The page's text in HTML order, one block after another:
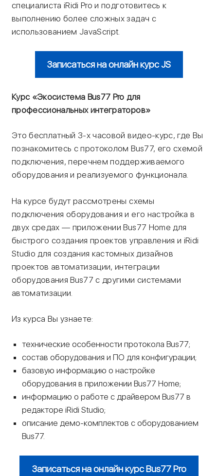
специалиста iRidi Pro и подготовитесь к
выполнению более сложных задач с
использованием JavaScript.
Записаться на онлайн курс JS
Курс «Экосистема Bus77 Pro для
профессиональных интеграторов»
Это бесплатный 3-х часовой видео-курс, где Вы
познакомитесь с протоколом Bus77, его схемой
подключения, перечнем поддерживаемого
оборудования и реализуемого функционала.
На курсе будут рассмотрены схемы
подключения оборудования и его настройка в
двух средах — приложении Bus77 Home для
быстрого создания проектов управления и iRidi
Studio для создания кастомных дизайнов
проектов автоматизации, интеграции
оборудования Bus77 с другими системами
автоматизации.
Из курса Вы узнаете:
технические особенности протокола Bus77;
состав оборудования и ПО для конфигурации;
базовую информацию о настройке
оборудования в приложении Bus77 Home;
информацию о работе с драйвером Bus77 в
редакторе iRidi Studio;
описание демо-комплектов с оборудованием
Bus77.
Записаться на онлайн курс Bus77 Pro